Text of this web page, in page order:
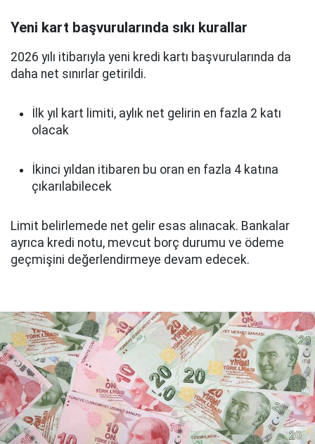
Yeni kart başvurularında sıkı kurallar
2026 yılı itibarıyla yeni kredi kartı başvurularında da
daha net sınırlar getirildi.
İlk yıl kart limiti, aylık net gelirin en fazla 2 katı
olacak
İkinci yıldan itibaren bu oran en fazla 4 katına
çıkarılabilecek
Limit belirlemede net gelir esas alınacak. Bankalar
ayrıca kredi notu, mevcut borç durumu ve ödeme
geçmişini değerlendirmeye devam edecek.